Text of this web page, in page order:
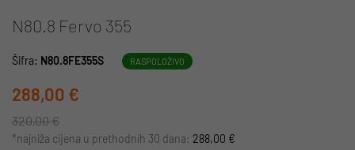
N80.8 Fervo 355
Šifra: N80.8FE355S RASPOLOŽIVO
288,00 €
320,00 €
*najniža cijena u prethodnih 30 dana: 288,00 €